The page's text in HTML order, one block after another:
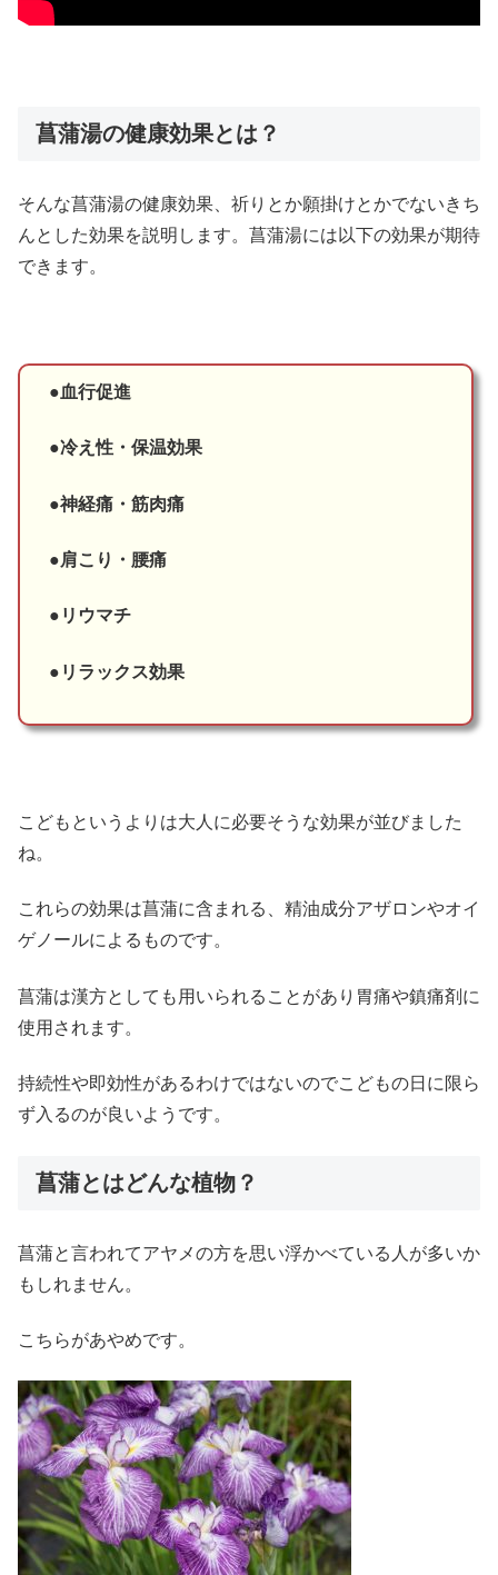
菖蒲湯の健康効果とは？
そんな菖蒲湯の健康効果、祈りとか願掛けとかでないきち
んとした効果を説明します。菖蒲湯には以下の効果が期待
できます。
●血行促進
●冷え性・保温効果
●神経痛・筋肉痛
●肩こり・腰痛
●リウマチ
●リラックス効果
こどもというよりは大人に必要そうな効果が並びました
ね。
これらの効果は菖蒲に含まれる、精油成分アザロンやオイ
ゲノールによるものです。
菖蒲は漢方としても用いられることがあり胃痛や鎮痛剤に
使用されます。
持続性や即効性があるわけではないのでこどもの日に限ら
ず入るのが良いようです。
菖蒲とはどんな植物？
菖蒲と言われてアヤメの方を思い浮かべている人が多いか
もしれません。
こちらがあやめです。